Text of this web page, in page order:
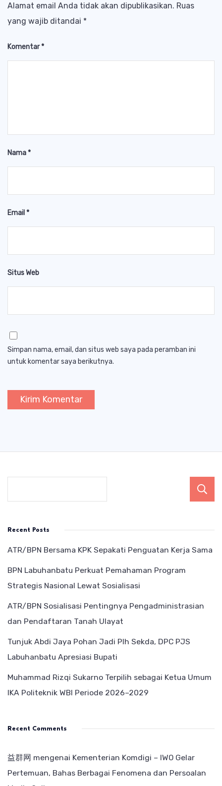
Alamat email Anda tidak akan dipublikasikan. Ruas
yang wajib ditandai *
Komentar*
Nama*
Email *
Situs Web
Simpan nama, email, dan situs web saya pada peramban ini
untuk komentar saya berikutnya.
Recent Posts
ATR/BPN Bersama KPK Sepakati Penguatan Kerja Sama
BPN Labuhanbatu Perkuat Pemahaman Program
Strategis Nasional Lewat Sosialisasi
ATR/BPN Sosialisasi Pentingnya Pengadministrasian
dan Pendaftaran Tanah Ulayat
Tunjuk Abdi Jaya Pohan Jadi Plh Sekda, DPC PJS
Labuhanbatu Apresiasi Bupati
Muhammad Rizqi Sukarno Terpilih sebagai Ketua Umum
IKA Politeknik WBI Periode 2026–2029
Recent Comments
益群网 mengenai Kementerian Komdigi – IWO Gelar
Pertemuan, Bahas Berbagai Fenomena dan Persoalan